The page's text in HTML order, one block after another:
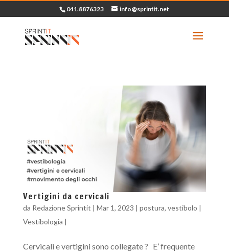
041.8876323 info@sprintit.net
Vertigini da cervicali
da Redazione Sprintit | Mar 1, 2023 | postura, vestibolo |
Vestibologia |
Cervicali e vertigini sono collegate ? E’ frequente